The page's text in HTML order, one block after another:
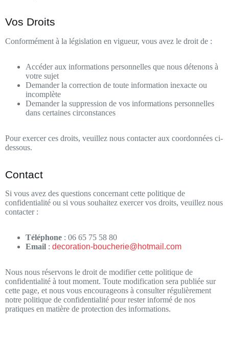
Vos Droits
Conformément à la législation en vigueur, vous avez le droit de :
Accéder aux informations personnelles que nous détenons à
votre sujet
Demander la correction de toute information inexacte ou
incomplète
Demander la suppression de vos informations personnelles
dans certaines circonstances
Pour exercer ces droits, veuillez nous contacter aux coordonnées ci-
dessous.
Contact
Si vous avez des questions concernant cette politique de
confidentialité ou si vous souhaitez exercer vos droits, veuillez nous
contacter :
Téléphone : 06 65 75 58 80
Email : decoration-boucherie@hotmail.com
Nous nous réservons le droit de modifier cette politique de
confidentialité à tout moment. Toute modification sera publiée sur
cette page, et nous vous encourageons à consulter régulièrement
notre politique de confidentialité pour rester informé de nos
pratiques en matière de protection des informations.